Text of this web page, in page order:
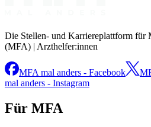
Die Stellen- und Karriereplattform für
(MFA) | Arzthelfer:innen
MFA mal anders - Facebook
mal anders - Instagram
Für MFA